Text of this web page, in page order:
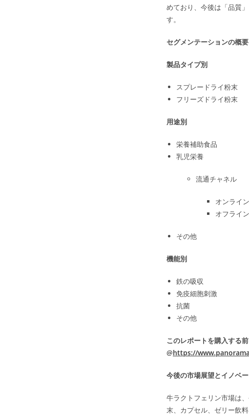
めており、今後は「品質
す。
セグメンテーションの概要
製品タイプ別
スプレードライ粉末
フリーズドライ粉末
用途別
栄養補助食品
乳児栄養
流通チャネル
オンライン
オフライン
その他
機能別
鉄の吸収
免疫細胞刺激
抗菌
その他
このレポートを購入する
@https://
今後の市場展望とイノベ
牛ラクトフェリン市場は
末、カプセル、ゼリー飲